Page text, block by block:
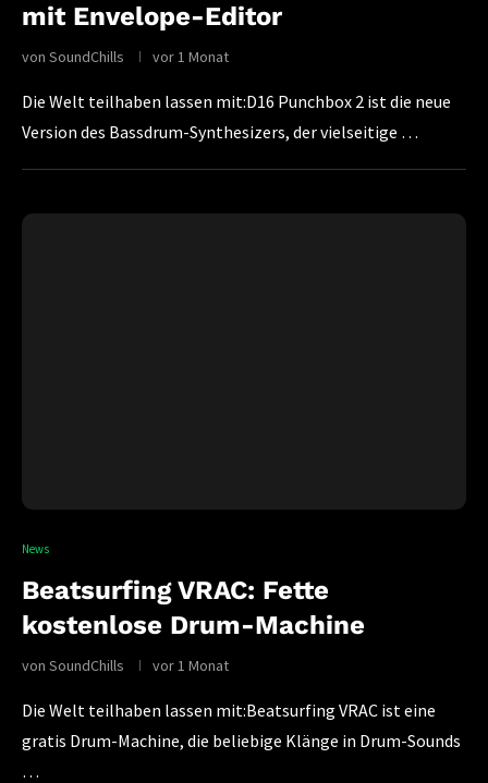
mit Envelope-Editor
von SoundChills vor 1 Monat
Die Welt teilhaben lassen mit:D16 Punchbox 2 ist die neue
Version des Bassdrum-Synthesizers, der vielseitige …
News
Beatsurfing VRAC: Fette
kostenlose Drum-Machine
von SoundChills vor 1 Monat
Die Welt teilhaben lassen mit:Beatsurfing VRAC ist eine
gratis Drum-Machine, die beliebige Klänge in Drum-Sounds
…